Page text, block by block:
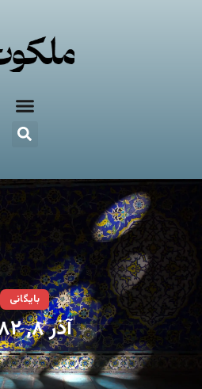
بایگانی
آذر ۸, ۱۳۸۲